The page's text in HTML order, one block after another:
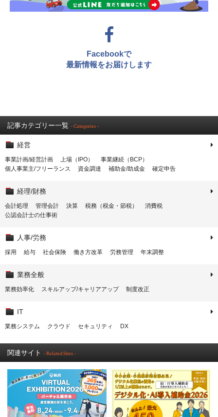
Facebookで
最新情報をお届けします
記事カテゴリー一覧 - Categories -
経営
事業計画/経営計画 上場（IPO）
事業継続（BCP）
個人事業主/フリーランス
資金調達 補助金/助成金 確定申告
経理/財務
会計処理 管理会計 決算 税務（税金・節税）
消費税
公認会計士の仕事術
人事/労務
採用 給与 社会保険 働き方改革 労務管理 年末調整
業務全般
業務効率化 スキルアップ/キャリアアップ 制度改正
IT
業務システム クラウド セキュリティ DX
関連サイト - Related Sites -